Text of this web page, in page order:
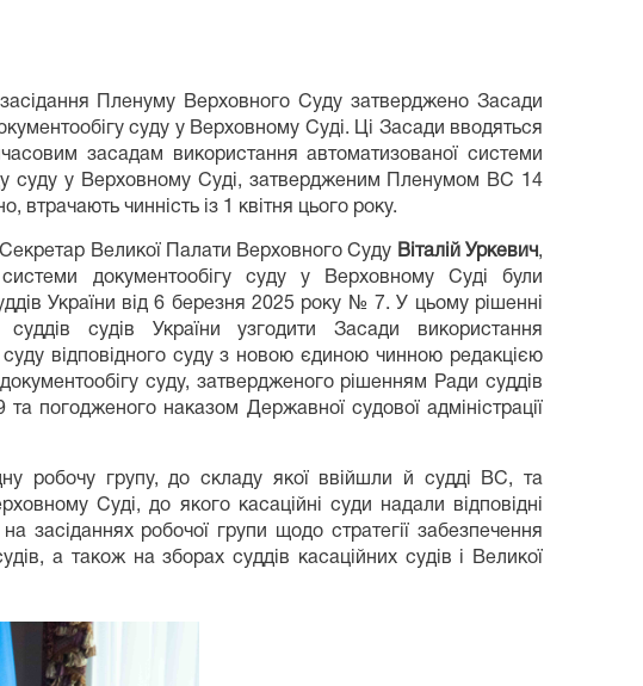
Пленуму Верховного Суду затверджено Засади
суду у Верховному Суді. Ці Засади вводяться
засадам використання автоматизованої системи
суду у Верховному Суді, затвердженим Пленумом ВС 14
втрачають чинність із 1 квітня цього року.
Великої Палати Верховного Суду Віталій Уркевич,
документообігу суду у Верховному Суді були
України від 6 березня 2025 року № 7. У цьому рішенні
судів України узгодити Засади використання
відповідного суду з новою єдиною чинною редакцією
суду, затвердженого рішенням Ради суддів
погодженого наказом Державної судової адміністрації
робочу групу, до складу якої ввійшли й судді ВС, та
Суді, до якого касаційні суди надали відповідні
засіданнях робочої групи щодо стратегії забезпечення
а також на зборах суддів касаційних судів і Великої